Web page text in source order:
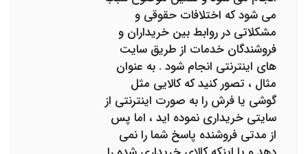
می شود که اختلافات حقوقی و
مشکلاتی در روابط بین خریداران و
فروشندگان خدمات از طریق سایت
های اینترنتی انجام شود . به عنوان
مثال ، تصور کنید که کالایی مثل
گوشی یا فرش را به صورت اینترنتی از
سایتی خریداری نموده اید ، اما پس
از مدتی فروشنده پاسخ شما را نمی